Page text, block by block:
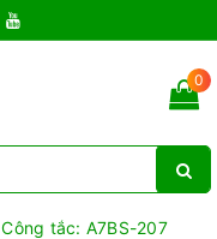
0
Công tắc: A7BS-207